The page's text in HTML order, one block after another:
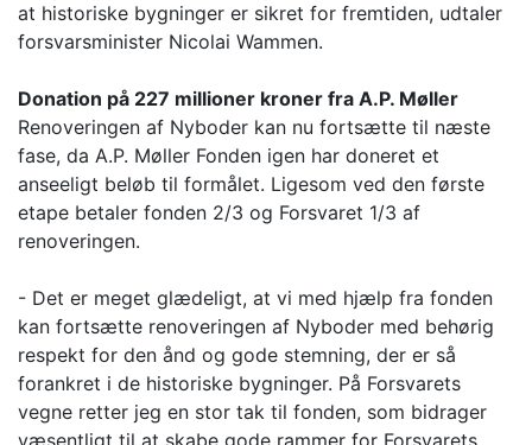
at historiske bygninger er sikret for fremtiden, udtaler
forsvarsminister Nicolai Wammen.
Donation på 227 millioner kroner fra A.P. Møller
Renoveringen af Nyboder kan nu fortsætte til næste
fase, da A.P. Møller Fonden igen har doneret et
anseeligt beløb til formålet. Ligesom ved den første
etape betaler fonden 2/3 og Forsvaret 1/3 af
renoveringen.
- Det er meget glædeligt, at vi med hjælp fra fonden
kan fortsætte renoveringen af Nyboder med behørig
respekt for den ånd og gode stemning, der er så
forankret i de historiske bygninger. På Forsvarets
vegne retter jeg en stor tak til fonden, som bidrager